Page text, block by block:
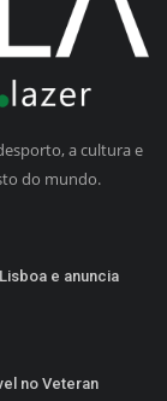
a cultura e
do mundo.
e anuncia
no Veteran